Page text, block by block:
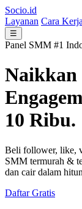
Socio.id
Layanan Cara Kerja
☰
Panel SMM #1
10 Ribu.
Beli follower, like,
SMM termurah &
dan cair dalam
Daftar Gratis